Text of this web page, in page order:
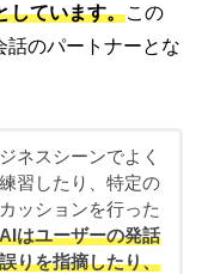
しています。この
話のパートナーとな
ネスシーンでよく
習したり、特定の
ッションを行った
AIはユーザーの発話
りを指摘したり、